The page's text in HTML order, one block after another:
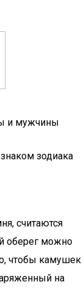
и мужчины
зодиака
считаются
оберег можно
чтобы камушек
на